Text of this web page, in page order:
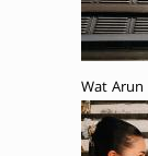
Wat Arun